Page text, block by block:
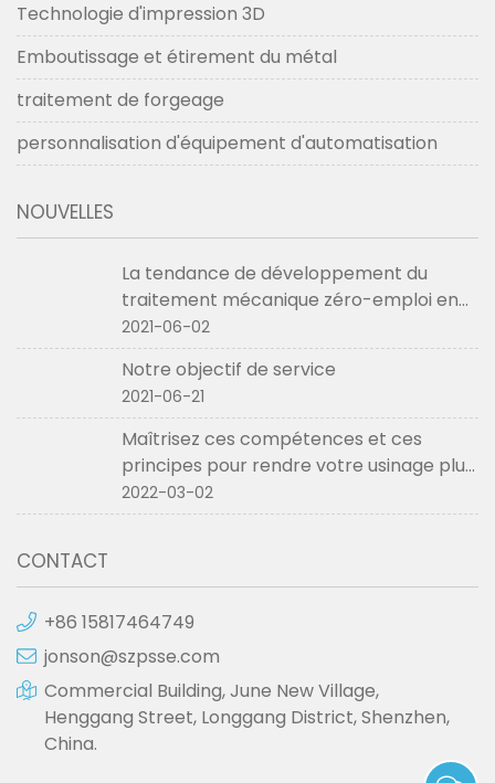
Technologie d'impression 3D
Emboutissage et étirement du métal
traitement de forgeage
personnalisation d'équipement d'automatisation
NOUVELLES
La tendance de développement du
traitement mécanique zéro-emploi en
2021
2021-06-02
Notre objectif de service
2021-06-21
Maîtrisez ces compétences et ces
principes pour rendre votre usinage plus
fluide
2022-03-02
CONTACT
+86 15817464749
jonson@szpsse.com
Commercial Building, June New Village,
Henggang Street, Longgang District, Shenzhen,
China.